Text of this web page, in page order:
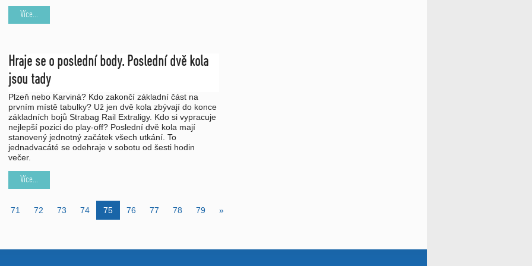
Více...
Hraje se o poslední body. Poslední dvě kola
jsou tady
Plzeň nebo Karviná? Kdo zakončí základní část na
prvním místě tabulky? Už jen dvě kola zbývají do konce
základních bojů Strabag Rail Extraligy. Kdo si vypracuje
nejlepší pozici do play-off? Poslední dvě kola mají
stanovený jednotný začátek všech utkání. To
jednadvacáté se odehraje v sobotu od šesti hodin
večer.
Více...
71 72 73 74 75 76 77 78 79 »